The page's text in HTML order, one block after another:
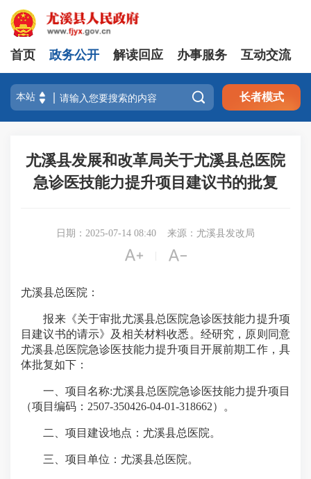
首页 政务公开 解读回应 办事服务 互动交流
 长者模式
尤溪县发展和改革局关于尤溪县总医院
急诊医技能力提升项目建议书的批复
日期：2025-07-14 08:40 来源：尤溪县发改局
 
尤溪县总医院：
报来《关于审批尤溪县总医院急诊医技能力提升项
目建议书的请示》及相关材料收悉。经研究，原则同意
尤溪县总医院急诊医技能力提升项目开展前期工作，具
体批复如下：
一、项目名称:尤溪县总医院急诊医技能力提升项目
（项目编码：2507-350426-04-01-318662）。
二、项目建设地点：尤溪县总医院。
三、项目单位：尤溪县总医院。